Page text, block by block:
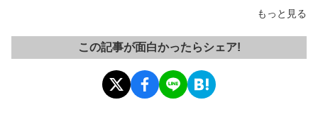
もっと見る
この記事が面白かったらシェア!